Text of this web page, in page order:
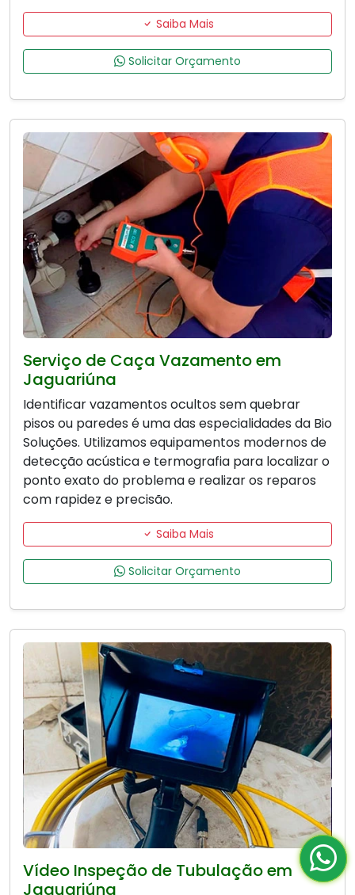
Saiba Mais
Solicitar Orçamento
Serviço de Caça Vazamento em
Jaguariúna
Identificar vazamentos ocultos sem quebrar
pisos ou paredes é uma das especialidades da Bio
Soluções. Utilizamos equipamentos modernos de
detecção acústica e termografia para localizar o
ponto exato do problema e realizar os reparos
com rapidez e precisão.
Saiba Mais
Solicitar Orçamento
Vídeo Inspeção de Tubulação em
Jaguariúna